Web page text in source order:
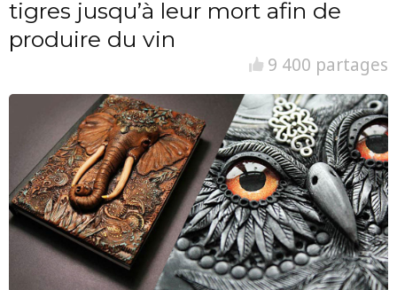
tigres jusqu’à leur mort afin de
produire du vin
9 400 partages